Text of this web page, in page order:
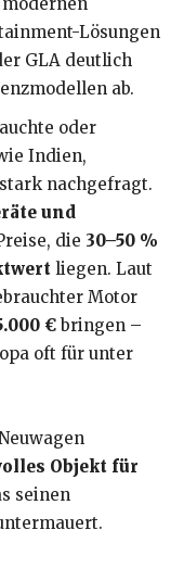
Lösungen
GLA deutlich
ab.
oder
Indien,
nachgefragt.
und
die 30–50 %
liegen. Laut
Motor
€bringen –
oft für unter
Objekt für
seinen